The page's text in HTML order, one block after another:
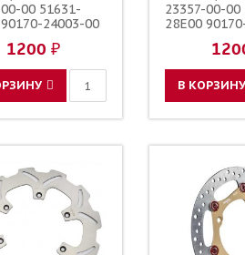
00 51631-
24003-00
1200 ₽
23357-00-00
28E00
В КОРЗИНУ